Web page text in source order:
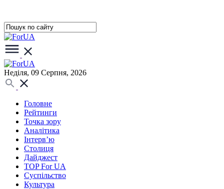
Неділя, 09 Серпня, 2026
Головне
Рейтинги
Точка зору
Аналітика
Інтерв’ю
Столиця
Дайджест
TOP For UA
Суспiльство
Культура